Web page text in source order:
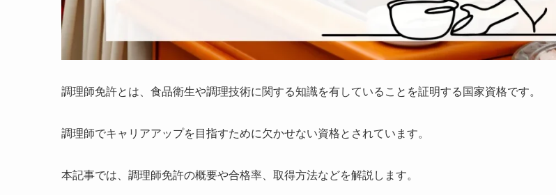
調理師免許とは、食品衛生や調理技術に関する知識を有していることを証明する国家資格です。
調理師でキャリアアップを目指すために欠かせない資格とされています。
本記事では、調理師免許の概要や合格率、取得方法などを解説します。